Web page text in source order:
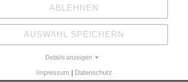
ABLEHNEN
AUSWAHL SPEICHERN
Details anzeigen
Impressum | Datenschutz